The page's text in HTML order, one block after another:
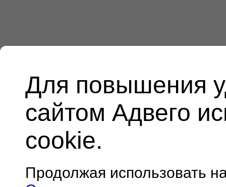
Для повышения
сайтом Адвего
cookie.
Продолжая использовать